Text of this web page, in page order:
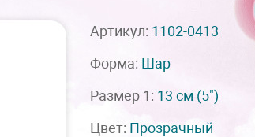
Артикул: 1102-0413
Форма: Шар
Размер 1: 13 см (5")
Цвет: Прозрачный